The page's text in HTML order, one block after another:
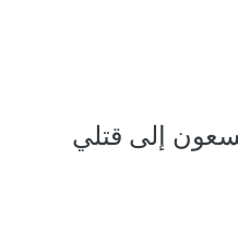
إلى قتلي